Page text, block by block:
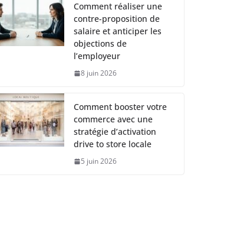
Comment réaliser une
contre-proposition de
salaire et anticiper les
objections de
l’employeur
8 juin 2026
Comment booster votre
commerce avec une
stratégie d’activation
drive to store locale
5 juin 2026